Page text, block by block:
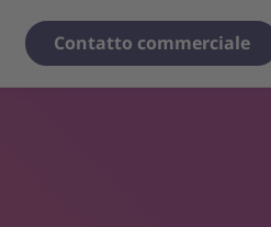
Contatto commerciale